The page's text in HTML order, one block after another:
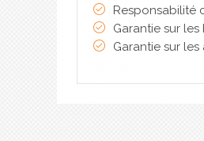
Responsabilité
Garantie sur
Garantie sur